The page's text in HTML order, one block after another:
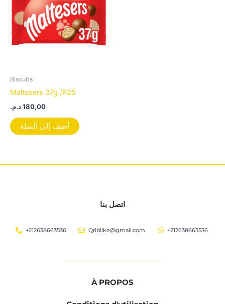
Biscuits
Maltesers 37g /P25
180,00د.م.
أضف إلى السلة
اتصل بنا
+212638663536 Qriblike@gmail.com +212638663536
À PROPOS